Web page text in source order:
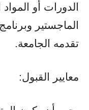
الدورات أو
الماجستير
تقدمه الجامعة.
معايير القبول: